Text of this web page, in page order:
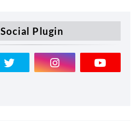
Social Plugin